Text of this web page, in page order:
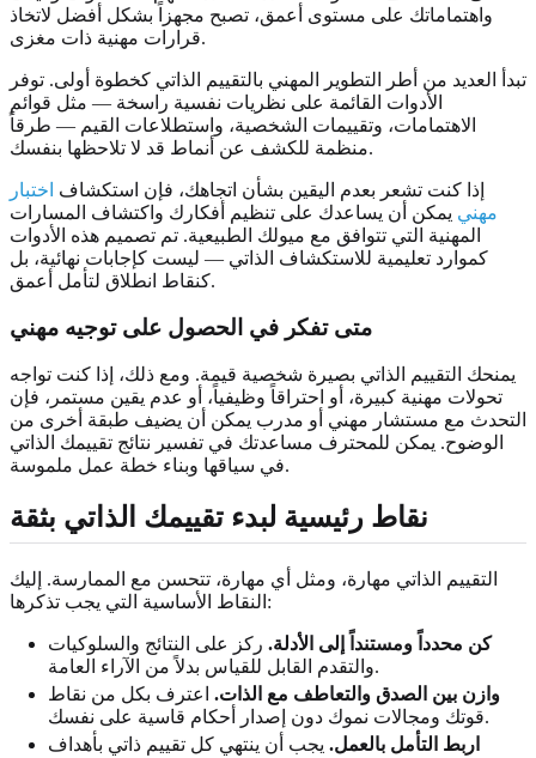
واهتماماتك على مستوى أعمق، تصبح مجهزاً بشكل أفضل لاتخاذ
قرارات مهنية ذات مغزى.
تبدأ العديد من أطر التطوير المهني بالتقييم الذاتي كخطوة أولى. توفر
الأدوات القائمة على نظريات نفسية راسخة — مثل قوائم
الاهتمامات، وتقييمات الشخصية، واستطلاعات القيم — طرقاً
منظمة للكشف عن أنماط قد لا تلاحظها بنفسك.
إذا كنت تشعر بعدم اليقين بشأن اتجاهك، فإن استكشاف اختبار
مهني يمكن أن يساعدك على تنظيم أفكارك واكتشاف المسارات
المهنية التي تتوافق مع ميولك الطبيعية. تم تصميم هذه الأدوات
كموارد تعليمية للاستكشاف الذاتي — ليست كإجابات نهائية، بل
كنقاط انطلاق لتأمل أعمق.
متى تفكر في الحصول على توجيه مهني
يمنحك التقييم الذاتي بصيرة شخصية قيمة. ومع ذلك، إذا كنت تواجه
تحولات مهنية كبيرة، أو احتراقاً وظيفياً، أو عدم يقين مستمر، فإن
التحدث مع مستشار مهني أو مدرب يمكن أن يضيف طبقة أخرى من
الوضوح. يمكن للمحترف مساعدتك في تفسير نتائج تقييمك الذاتي
في سياقها وبناء خطة عمل ملموسة.
نقاط رئيسية لبدء تقييمك الذاتي بثقة
التقييم الذاتي مهارة، ومثل أي مهارة، تتحسن مع الممارسة. إليك
النقاط الأساسية التي يجب تذكرها:
كن محدداً ومستنداً إلى الأدلة. ركز على النتائج والسلوكيات
والتقدم القابل للقياس بدلاً من الآراء العامة.
وازن بين الصدق والتعاطف مع الذات. اعترف بكل من نقاط
قوتك ومجالات نموك دون إصدار أحكام قاسية على نفسك.
اربط التأمل بالعمل. يجب أن ينتهي كل تقييم ذاتي بأهداف